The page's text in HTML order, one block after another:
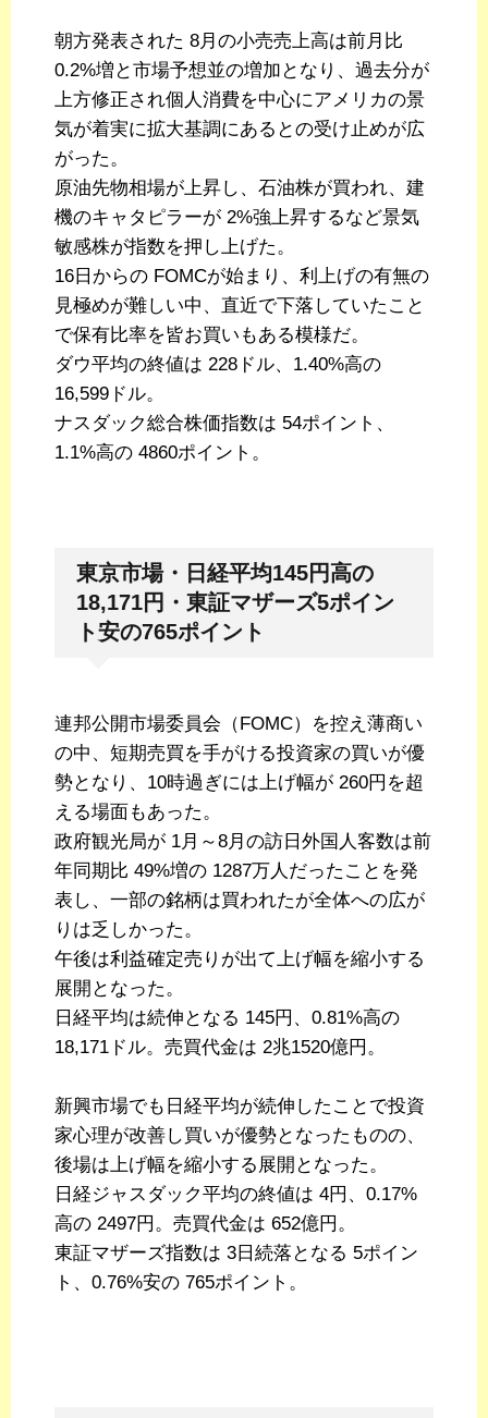
朝方発表された 8月の小売売上高は前月比
0.2%増と市場予想並の増加となり、過去分が
上方修正され個人消費を中心にアメリカの景
気が着実に拡大基調にあるとの受け止めが広
がった。
原油先物相場が上昇し、石油株が買われ、建
機のキャタピラーが 2%強上昇するなど景気
敏感株が指数を押し上げた。
16日からの FOMCが始まり、利上げの有無の
見極めが難しい中、直近で下落していたこと
で保有比率を皆お買いもある模様だ。
ダウ平均の終値は 228ドル、1.40%高の
16,599ドル。
ナスダック総合株価指数は 54ポイント、
1.1%高の 4860ポイント。
東京市場・日経平均145円高の
18,171円・東証マザーズ5ポイン
ト安の765ポイント
連邦公開市場委員会（FOMC）を控え薄商い
の中、短期売買を手がける投資家の買いが優
勢となり、10時過ぎには上げ幅が 260円を超
える場面もあった。
政府観光局が 1月～8月の訪日外国人客数は前
年同期比 49%増の 1287万人だったことを発
表し、一部の銘柄は買われたが全体への広が
りは乏しかった。
午後は利益確定売りが出て上げ幅を縮小する
展開となった。
日経平均は続伸となる 145円、0.81%高の
18,171ドル。売買代金は 2兆1520億円。
新興市場でも日経平均が続伸したことで投資
家心理が改善し買いが優勢となったものの、
後場は上げ幅を縮小する展開となった。
日経ジャスダック平均の終値は 4円、0.17%
高の 2497円。売買代金は 652億円。
東証マザーズ指数は 3日続落となる 5ポイン
ト、0.76%安の 765ポイント。